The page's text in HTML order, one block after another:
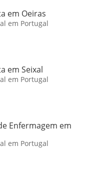
em Oeiras
em Portugal
em Seixal
em Portugal
Enfermagem em
em Portugal